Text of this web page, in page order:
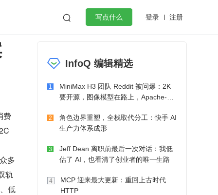
 写点什么 登录 注册
作
微服务架构 flutter
费
多
轨
低
InfoQ 编辑精选
1
MiniMax H3 团队 Reddit 被问爆：2K
要开源，图像模型在路上，Apache-2.0
2
角色边界重塑，全栈取代分工：快手 AI
生产力体系成形
3
Jeff Dean 离职前最后一次对话：我低
估了 AI，也看清了创业者的唯一生路
4
MCP 迎来最大更新：重回上古时代
HTTP